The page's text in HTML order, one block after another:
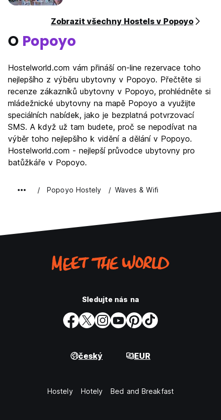
Zobrazit všechny Hostels v Popoyo
O Popoyo
Hostelworld.com vám přináší on-line rezervace toho
nejlepšího z výběru ubytovny v Popoyo. Přečtěte si
recenze zákazníků ubytovny v Popoyo, prohlédněte si
mládežnické ubytovny na mapě Popoyo a využijte
speciálních nabídek, jako je bezplatná potvrzovací
SMS. A když už tam budete, proč se nepodívat na
výběr toho nejlepšího k vidění a dělání v Popoyo.
Hostelworld.com - nejlepší průvodce ubytovny pro
batůžkáře v Popoyo.
Popoyo Hostely Waves & Wifi
Sledujte nás na
český EUR
Hostely Hotely Bed and Breakfast